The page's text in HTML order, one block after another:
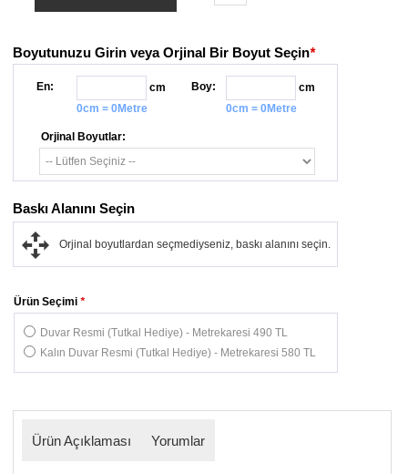
Boyutunuzu Girin veya Orjinal Bir Boyut Seçin*
En:
cm
0cm = 0Metre
Boy:
cm
0cm = 0Metre
Orjinal Boyutlar:
*
Ürün Seçimi
Duvar Resmi (Tutkal Hediye) - Metrekaresi 490 TL
Kalın Duvar Resmi (Tutkal Hediye) - Metrekaresi 580 TL
Baskı Alanını Seçin
Orjinal boyutlardan seçmediyseniz, baskı alanını seçin.
Ürün Açıklaması Yorumlar